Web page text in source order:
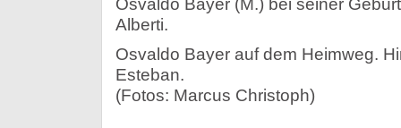
Osvaldo Bayer (M.) bei seiner
Alberti.
Osvaldo Bayer auf dem Heimweg.
Esteban.
(Fotos: Marcus Christoph)